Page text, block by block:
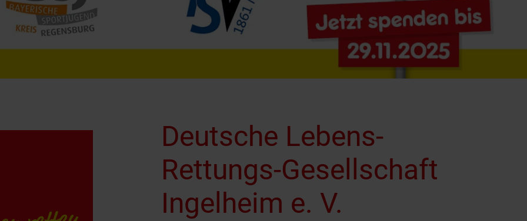
Deutsche Lebens-
Rettungs-Gesellschaft
Ingelheim e. V.